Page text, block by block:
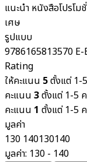
แนะนำ หนังสือโปรโม
เศษ
รูปแบบ
9786165813570
Rating
ให้คะแนน 5ตั้งแต่ 1-
คะแนน 3ตั้งแต่ 1-5
คะแนน 1 ตั้งแต่ 1-5
มูลค่า
130 140130140
มูลค่า: 130 - 140